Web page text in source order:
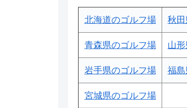
北海道のゴルフ場 秋
青森県のゴルフ場 山
岩手県のゴルフ場 福
宮城県のゴルフ場